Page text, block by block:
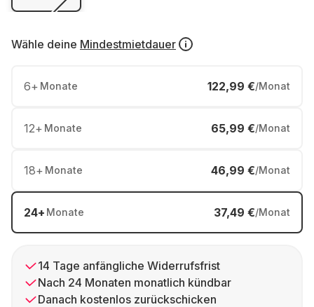
Wähle deine Mindestmietdauer
6+ Monate 122,99 €/Monat
12+ Monate 65,99 €/Monat
18+ Monate 46,99 €/Monat
24+ Monate 37,49 €/Monat
14 Tage anfängliche Widerrufsfrist
Nach 24 Monaten monatlich kündbar
Danach kostenlos zurückschicken